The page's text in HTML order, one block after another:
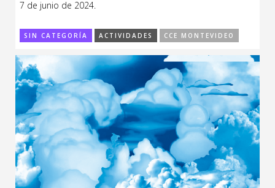
Espacio itinerante de lectura infantil
Formación
Género y Diversidad
Infantil y Juvenil
Letras
Medio Ambiente
Música
7 de junio de 2024.
SIN CATEGORÍA ACTIVIDADES CCE MONTEVIDEO